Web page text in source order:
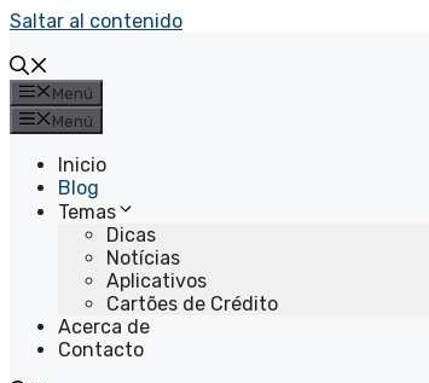
Saltar al contenido
Menú
Menú
Inicio
Blog
Temas
Dicas
Notícias
Aplicativos
Cartões de Crédito
Acerca de
Contacto